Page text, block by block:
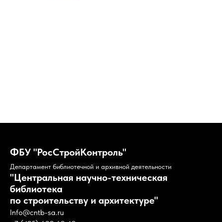
Wiley. Open
ФБУ "РосСтройКонтроль"
Департамент библиотечной и архивной деятельности
"Центральная научно-техническая
библиотека
по строительству и архитектуре"
Info@cntb-sa.ru